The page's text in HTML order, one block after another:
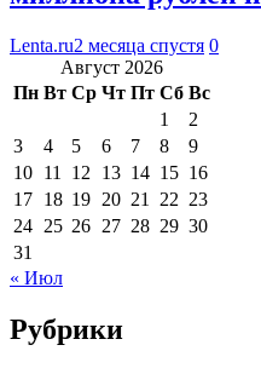
Lenta.ru2 месяца спустя 0
Август 2026
Пн Вт Ср Чт Пт Сб Вс
1
2
3
4 5 6 7 8
9
10 11 12 13 14 15 16
17 18 19 20 21 22 23
24 25 26 27 28 29 30
31
« Июл
Рубрики